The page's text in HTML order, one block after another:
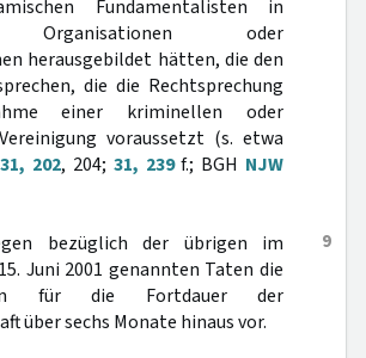
Fundamentalisten in
Organisationen oder
herausgebildet hätten, die den
die die Rechtsprechung
einer kriminellen oder
voraussetzt (s. etwa
31, 202, 204; 31, 239f.; BGH NJW
9
bezüglich der übrigen im
Juni 2001 genannten Taten die
für die Fortdauer der
über sechs Monate hinaus vor.